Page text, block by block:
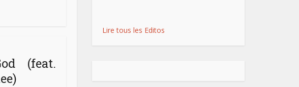
(feat.
Lire tous les Editos